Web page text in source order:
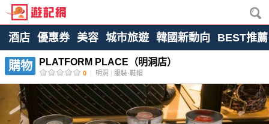
酒店 優惠券 美容 城市旅遊 韓國新動向 BEST推薦
購物 PLATFORM PLACE（明洞店）
0 | 明洞 | 服裝·鞋帽